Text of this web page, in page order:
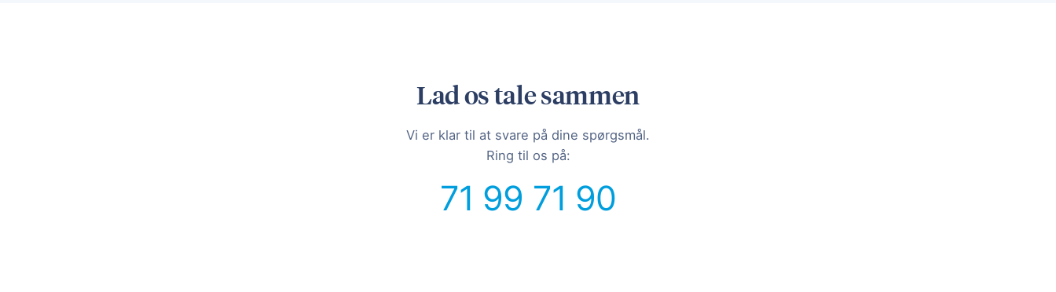
Lad os tale sammen
Vi er klar til at svare på dine spørgsmål.
Ring til os på:
71 99 71 90